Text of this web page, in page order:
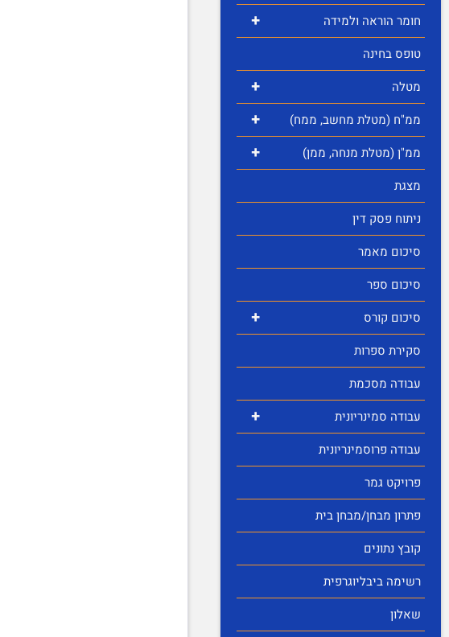
+
חומר הוראה ולמידה
טופס בחינה
+ מטלה
+ ממ"ח (מטלת מחשב, ממח)
+
ממ"ן (מטלת מנחה, ממן)
מצגת
ניתוח פסק דין
סיכום מאמר
סיכום ספר
+
סיכום קורס
סקירת ספרות
עבודה מסכמת
+
עבודה סמינריונית
עבודה פרוסמינריונית
פרויקט גמר
פתרון מבחן/מבחן בית
קובץ נתונים
רשימה ביבליוגרפית
שאלון